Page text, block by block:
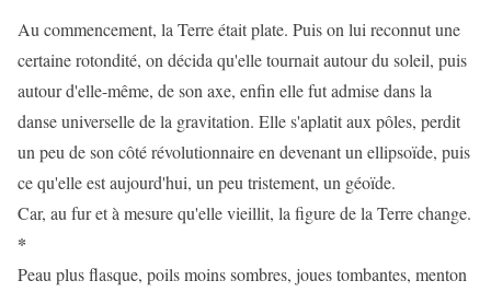
Au commencement, la Terre était plate. Puis on lui reconnut une
certaine rotondité, on décida qu'elle tournait autour du soleil, puis
autour d'elle-même, de son axe, enfin elle fut admise dans la
danse universelle de la gravitation. Elle s'aplatit aux pôles, perdit
un peu de son côté révolutionnaire en devenant un ellipsoïde, puis
ce qu'elle est aujourd'hui, un peu tristement, un géoïde.
Car, au fur et à mesure qu'elle vieillit, la figure de la Terre change.
*
Peau plus flasque, poils moins sombres, joues tombantes, menton